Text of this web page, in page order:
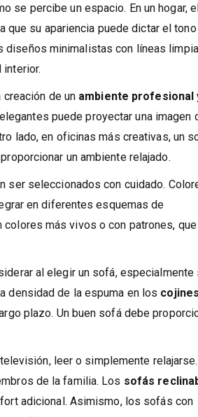
se percibe un espacio. En un hogar, el
su apariencia puede dictar el tono
minimalistas con líneas
interior.
creación de unambiente profesional
puede proyectar una imagen
lado, en oficinas más creativas, un
un ambiente relajado.
seleccionados con cuidado.
en diferentes esquemas de
más vivos o con patrones, que
al elegir un sofá, especialmente
densidad de la espuma en los
plazo. Un buen sofá debe
leer o simplemente
de la familia. Los sofás